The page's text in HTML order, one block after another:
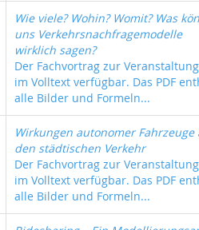
Wie viele? Wohin? Womit? Was
uns Verkehrsnachfragemodelle
wirklich sagen?
Der Fachvortrag zur
im Volltext verfügbar. Das PDF
alle Bilder und Formeln...
Wirkungen autonomer Fahrzeuge
den städtischen Verkehr
Der Fachvortrag zur
im Volltext verfügbar. Das PDF
alle Bilder und Formeln...